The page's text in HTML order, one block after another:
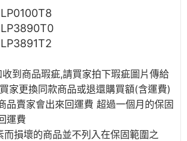
到商品瑕疵,請買家拍下瑕疵圖片傳給
家更換同款商品或退還購買額(含運費)
品賣家會出來回運費 超過一個月的保固
運費
而損壞的商品並不列入在保固範圍之